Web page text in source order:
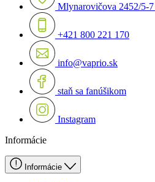
Mlynarovičova 2452/5-
+421 800 221 170
info@vaprio.sk
staň sa fanúšikom
Instagram
Informácie
Informácie